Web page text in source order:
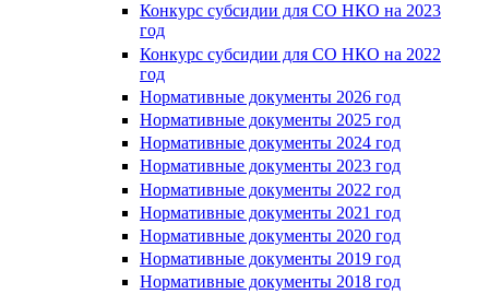
Конкурс субсидии для СО НКО на 2023
год
Конкурс субсидии для СО НКО на 2022
год
Нормативные документы 2026 год
Нормативные документы 2025 год
Нормативные документы 2024 год
Нормативные документы 2023 год
Нормативные документы 2022 год
Нормативные документы 2021 год
Нормативные документы 2020 год
Нормативные документы 2019 год
Нормативные документы 2018 год